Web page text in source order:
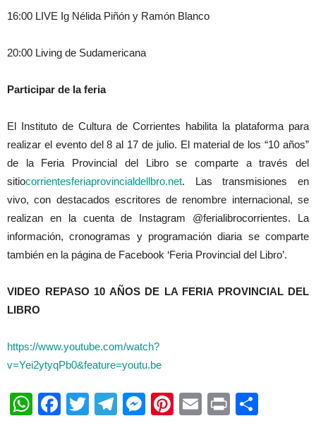
16:00 LIVE Ig Nélida Piñón y Ramón Blanco
20:00 Living de Sudamericana
Participar de la feria
El Instituto de Cultura de Corrientes habilita la plataforma para
realizar el evento del 8 al 17 de julio. El material de los “10 años”
de la Feria Provincial del Libro se comparte a través del
sitiocorrientesferiaprovincialdellbro.net. Las transmisiones en
vivo, con destacados escritores de renombre internacional, se
realizan en la cuenta de Instagram @ferialibrocorrientes. La
información, cronogramas y programación diaria se comparte
también en la página de Facebook ‘Feria Provincial del Libro’.
VIDEO REPASO 10 AÑOS DE LA FERIA PROVINCIAL DEL
LIBRO
https://www.youtube.com/watch?
v=Yei2ytyqPb0&feature=youtu.be
WhatsApp
Facebook
TwitterTelegram
Messenger
Pinterest
EmailPrint